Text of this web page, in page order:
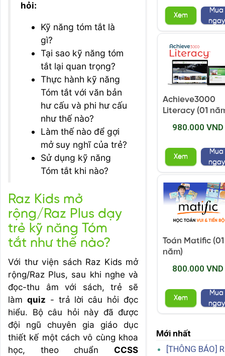
hỏi:
Kỹ năng tóm tắt là
gì?
Tại sao kỹ năng tóm
tắt lại quan trọng?
Thực hành kỹ năng
Tóm tắt với văn bản
hư cấu và phi hư cấu
như thế nào?
Làm thế nào để gợi
mở suy nghĩ của trẻ?
Sử dụng kỹ năng
Tóm tắt khi nào?
Raz Kids mở
rộng/Raz Plus dạy
trẻ kỹ năng Tóm
tắt như thế nào?
Với thư viện sách Raz Kids mở
rộng/Raz Plus, sau khi nghe và
đọc-thu âm với sách, trẻ sẽ
làm quiz - trả lời câu hỏi đọc
hiểu. Bộ câu hỏi này đã được
đội ngũ chuyên gia giáo dục
thiết kế một cách vô cùng khoa
học, theo chuẩn CCSS
Xem
Mua
ngay
Achieve3000
Literacy (01
980.000 VND
Xem
Mua
ngay
Toán Matific (01
năm)
800.000 VND
Xem
Mua
ngay
Mới nhất
[THÔNG BÁO]